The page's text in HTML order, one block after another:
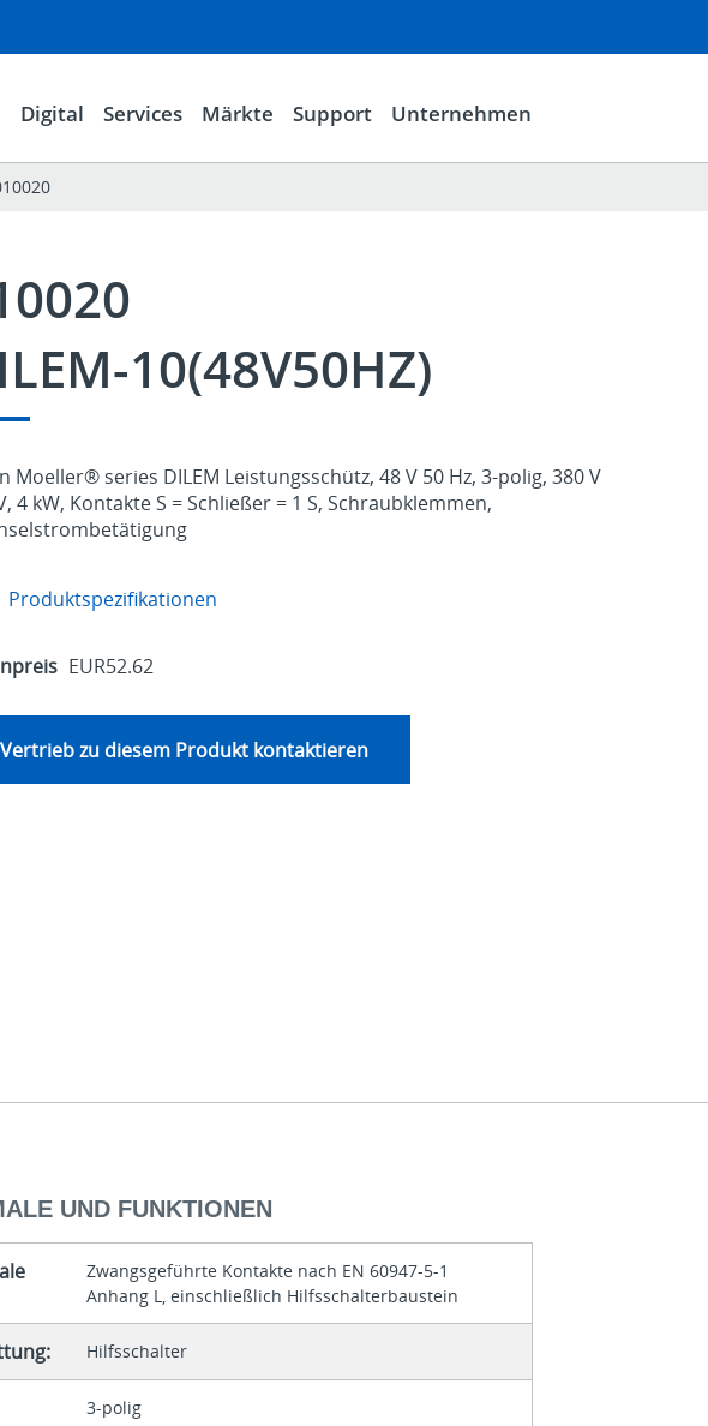
Digital Services Märkte Support Unternehmen
10(48V50HZ)
Moeller® series DILEM Leistungsschütz, 48 V 50 Hz, 3-polig, 380 V
4 kW, Kontakte S = Schließer = 1 S, Schraubklemmen,
Produktspezifikationen
EUR52.62
Vertrieb zu diesem Produkt kontaktieren
UND FUNKTIONEN
Zwangsgeführte Kontakte nach EN 60947-5-1
Anhang L, einschließlich Hilfsschalterbaustein
Hilfsschalter
3-polig